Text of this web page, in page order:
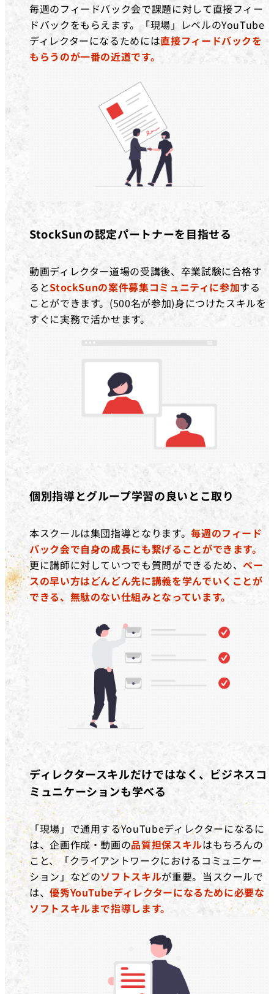
毎週のフィードバック会で課題に対して直接フィー
ドバックをもらえます。「現場」レベルのYouTube
ディレクターになるためには直接フィードバックを
もらうのが一番の近道です。
StockSunの認定パートナーを目指せる
動画ディレクター道場の受講後、卒業試験に合格す
るとStockSunの案件募集コミュニティに参加する
ことができます。(500名が参加)身につけたスキルを
すぐに実務で活かせます。
個別指導とグループ学習の良いとこ取り
本スクールは集団指導となります。毎週のフィード
バック会で自身の成長にも繋げることができます。
更に講師に対していつでも質問ができるため、ペー
スの早い方はどんどん先に講義を学んでいくことが
できる、無駄のない仕組みとなっています。
ディレクタースキルだけではなく、ビジネスコ
ミュニケーションも学べる
「現場」で通用するYouTubeディレクターになるに
は、企画作成・動画の品質担保スキルはもちろんの
こと、「クライアントワークにおけるコミュニケー
ション」などのソフトスキルが重要。当スクールで
は、優秀YouTubeディレクターになるために必要な
ソフトスキルまで指導します。